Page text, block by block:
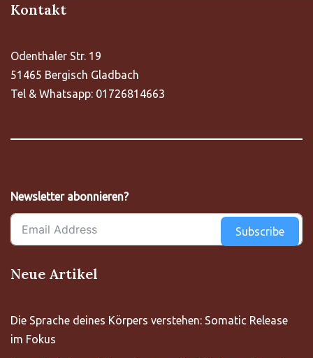
Kontakt
Odenthaler Str. 19
51465 Bergisch Gladbach
Tel & Whatsapp: 01726814663
Newsletter abonnieren?
Subscribe
Neue Artikel
Die Sprache deines Körpers verstehen: Somatic Release
im Fokus